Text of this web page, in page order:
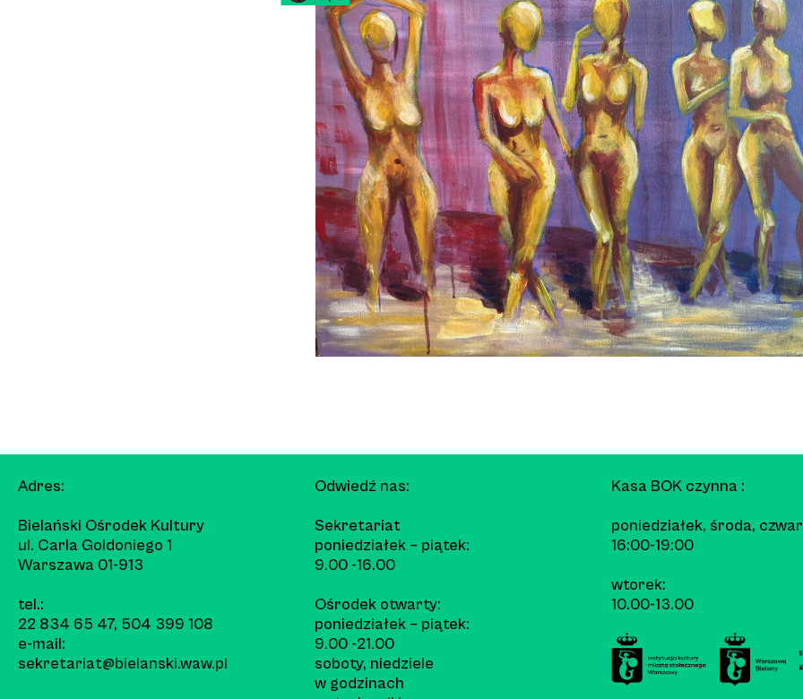
Adres:
Bielański Ośrodek Kultury
ul. Carla Goldoniego 1
Warszawa 01-913
tel.:
22 834 65 47, 504 399 108
e-mail:
sekretariat@bielanski.waw.pl
Odwiedź nas:
Sekretariat
poniedziałek – piątek:
9.00 -16.00
Ośrodek otwarty:
poniedziałek – piątek:
9.00 -21.00
soboty, niedziele
w godzinach
Kasa BOK czynna :
poniedziałek, środa,
16:00-19:00
wtorek:
10.00-13.00